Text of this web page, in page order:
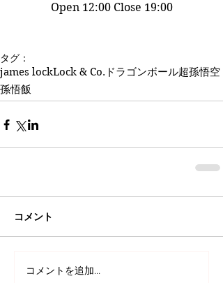
Open 12:00 Close 19:00
タグ：
james lockLock & Co. ドラゴンボール超孫悟空
孫悟飯
コメント
コメントを追加…